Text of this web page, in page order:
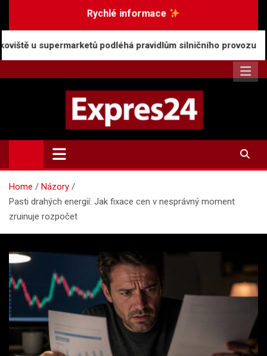
Rychlé informace
podléhá pravidlům silničního provozu
Expres24.cz
Rychlé zprávy po celý den
Home
Názory
Pasti drahých energií: Jak fixace cen v nesprávný moment
zruinuje rozpočet